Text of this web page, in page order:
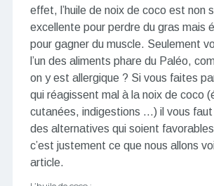
effet, l’huile de noix de coco est non
excellente pour perdre du gras mais
pour gagner du muscle. Seulement
l’un des aliments phare du Paléo,
on y est allergique ? Si vous faites
qui réagissent mal à la noix de coco
cutanées, indigestions …) il vous
des alternatives qui soient
c’est justement ce que nous allons
article.